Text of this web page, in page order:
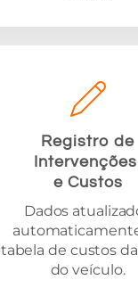
Registro de
Intervenções
e Custos
Dados
tabela de custos
do veículo.